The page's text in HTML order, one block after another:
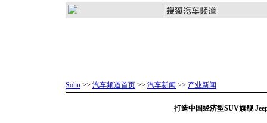
Sohu >> 汽车频道首页 >> 汽车新闻 >> 产业新闻
打造中国经济型SUV旗舰